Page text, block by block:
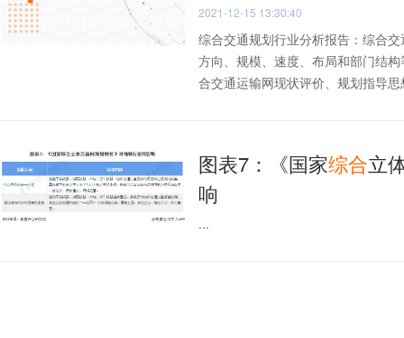
2021-12-15 13:30:40
综合交通规划行业分析报告：综合
方向、规模、速度、布局和部门结
合交通运输网现状评价、规划指导
图表7：《国家综合立
响
...